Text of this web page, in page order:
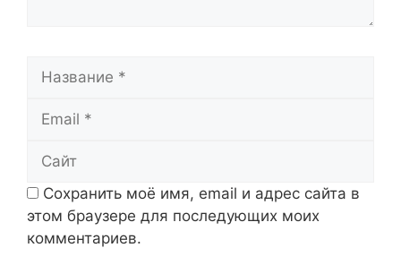
Сохранить моё имя, email и адрес сайта в
этом браузере для последующих моих
комментариев.